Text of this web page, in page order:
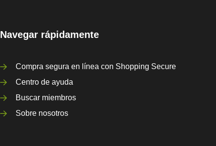
Navegar rápidamente
Compra segura en línea con Shopping Secure
Centro de ayuda
Buscar miembros
Sobre nosotros